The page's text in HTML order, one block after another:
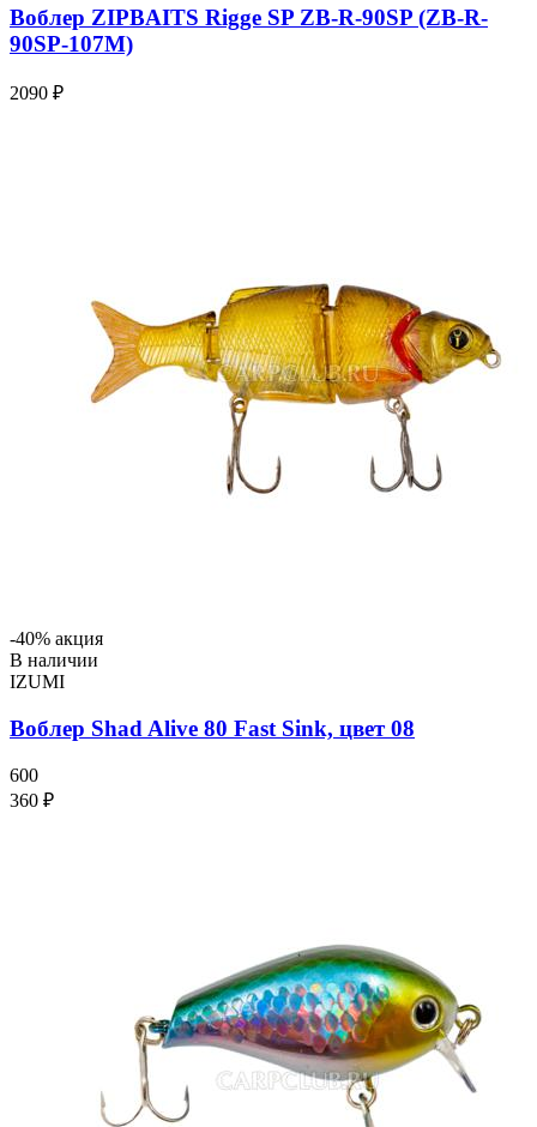
Воблер ZIPBAITS Rigge SP ZB-R-90SP (ZB-R-
90SP-107M)
2090 ₽
-40% акция
В наличии
IZUMI
Воблер Shad Alive 80 Fast Sink, цвет 08
600
360 ₽